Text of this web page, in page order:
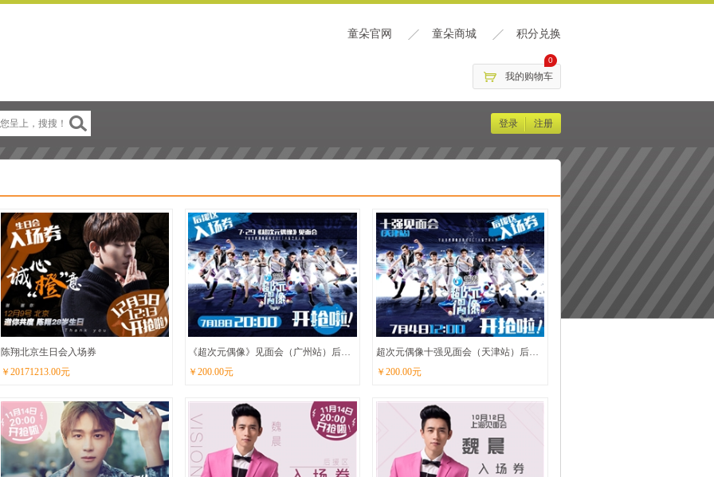
童朵官网 童朵商城 积分兑换
我的购物车
0
登录 注册
陈翔北京生日会入场券
￥ 20171213.00元
《超次元偶像》见面会（广州站）后援区入场券
￥200.00元
超次元偶像十强见面会（天津站）后援区入场券
￥ 200.00元